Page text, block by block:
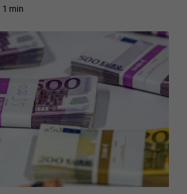
1 min